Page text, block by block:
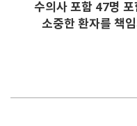
수의사 포함 47명
소중한 환자를 책